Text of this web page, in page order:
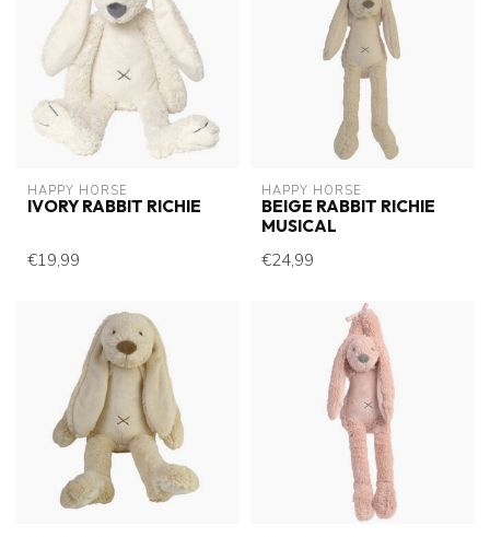
HAPPY HORSE
IVORY RABBIT RICHIE
€19,99
HAPPY HORSE
BEIGE RABBIT RICHIE
MUSICAL
€24,99